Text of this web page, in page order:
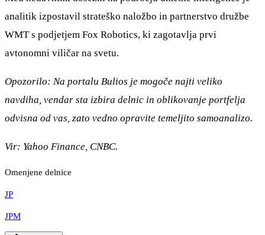
analitik izpostavil strateško naložbo in partnerstvo družbe
WMT s podjetjem Fox Robotics, ki zagotavlja prvi
avtonomni viličar na svetu.
Opozorilo: Na portalu Bulios je mogoče najti veliko
navdiha, vendar sta izbira delnic in oblikovanje portfelja
odvisna od vas, zato vedno opravite temeljito samoanalizo.
Vir: Yahoo Finance, CNBC.
Omenjene delnice
JP
JPM